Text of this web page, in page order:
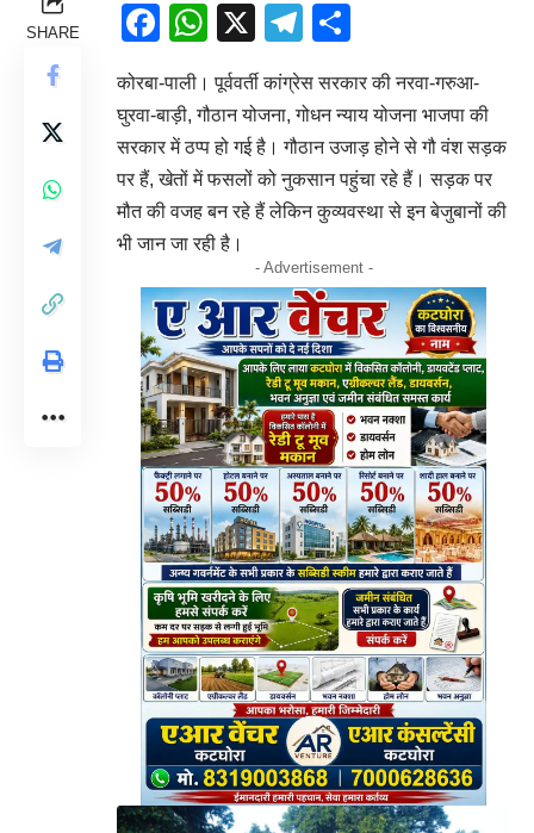
SHARE Facebook
WhatsApp
X Telegram
कोरबा-पाली। पूर्ववर्ती कांग्रेस सरकार की नरवा-गरुआ-
घुरवा-बाड़ी, गौठान योजना, गोधन न्याय योजना भाजपा की
सरकार में ठप्प हो गई है। गौठान उजाड़ होने से गौ वंश सड़क
पर हैं, खेतों में फसलों को नुकसान पहुंचा रहे हैं। सड़क पर
मौत की वजह बन रहे हैं लेकिन कुव्यवस्था से इन बेजुबानों की
भी जान जा रही है।
- Advertisement -